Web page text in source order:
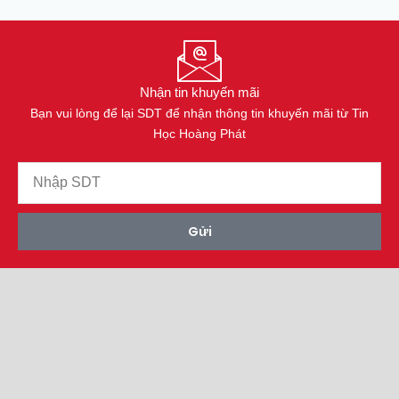
Nhận tin khuyến mãi
Bạn vui lòng để lại SDT để nhận thông tin khuyến mãi từ Tin
Học Hoàng Phát
Gửi